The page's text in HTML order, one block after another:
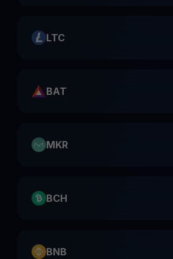
LTC
BAT
MKR
BCH
BNB